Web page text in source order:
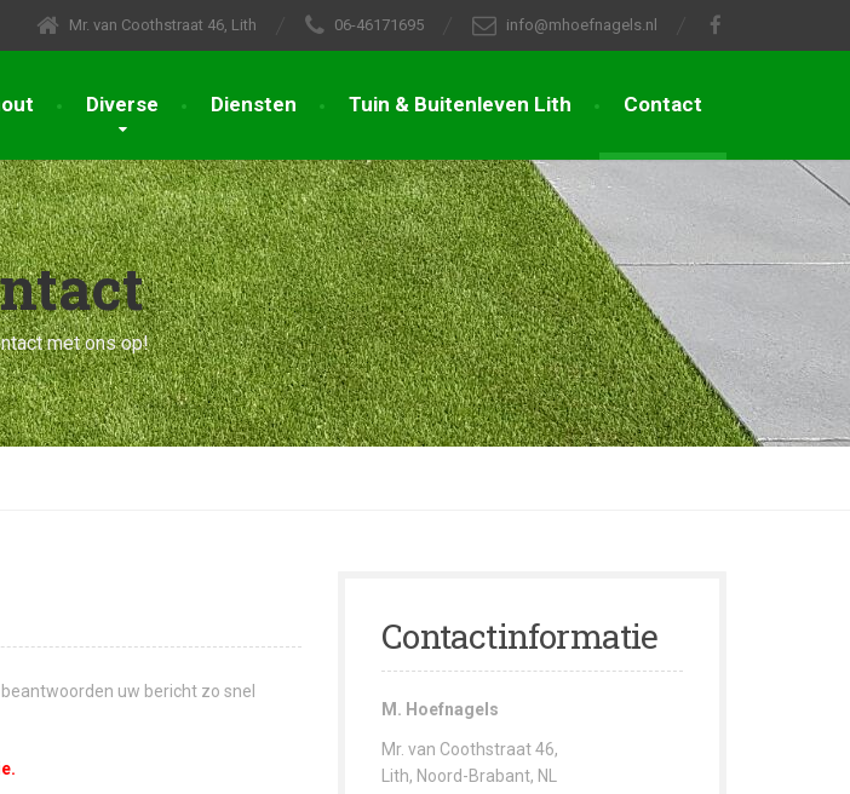
Mr. van Coothstraat 46, Lith 06-46171695 info@mhoefnagels.nl
Diverse Diensten Tuin & Buitenleven Lith Contact
met ons op!
uw bericht zo snel
Contactinformatie
M. Hoefnagels
Mr. van Coothstraat 46,
Lith, Noord-Brabant, NL